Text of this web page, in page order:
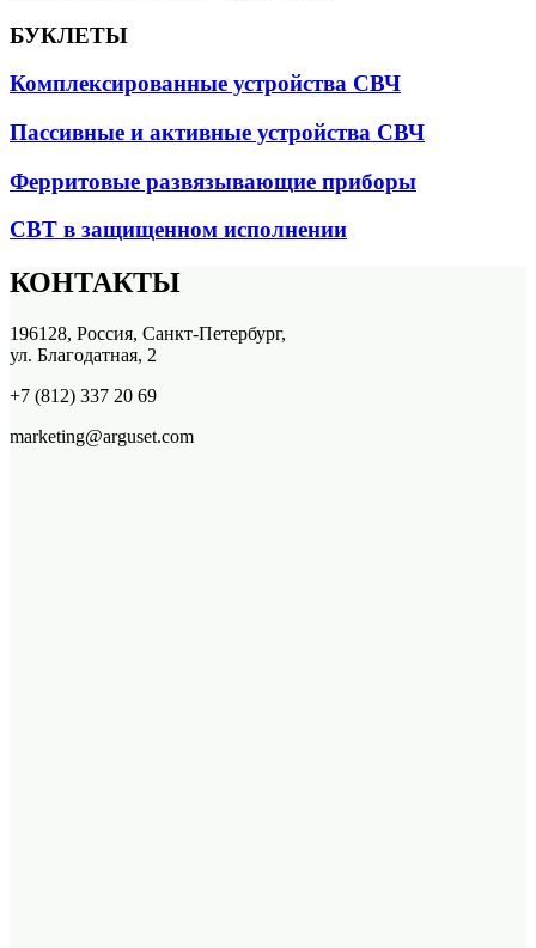
БУКЛЕТЫ
Комплексированные устройства СВЧ
Пассивные и активные устройства СВЧ
Ферритовые развязывающие приборы
СВТ в защищенном исполнении
КОНТАКТЫ
196128, Россия, Санкт-Петербург,
ул. Благодатная, 2
+7 (812) 337 20 69
marketing@arguset.com